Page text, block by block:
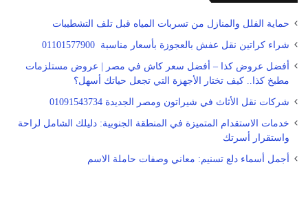
حماية الفلل والمنازل من تسربات المياه قبل تلف التشطيبات
شراء كراتين نقل عفش بالعجوزة بأسعار مناسبة 01101577900
أفضل عروض كذا – أفضل سعر كاش في مصر | عروض مستلزمات
مطبخ كذا.. كيف تختار الأجهزة التي تجعل حياتك أسهل؟
شركات نقل الأثاث في شيراتون ومصر الجديدة 01091543734
خدمات الاستقدام المتميزة في المنطقة الجنوبية: دليلك الشامل لراحة
واستقرار أسرتك
أجمل أسماء دلع تسنيم: معاني وصفات حاملة الاسم